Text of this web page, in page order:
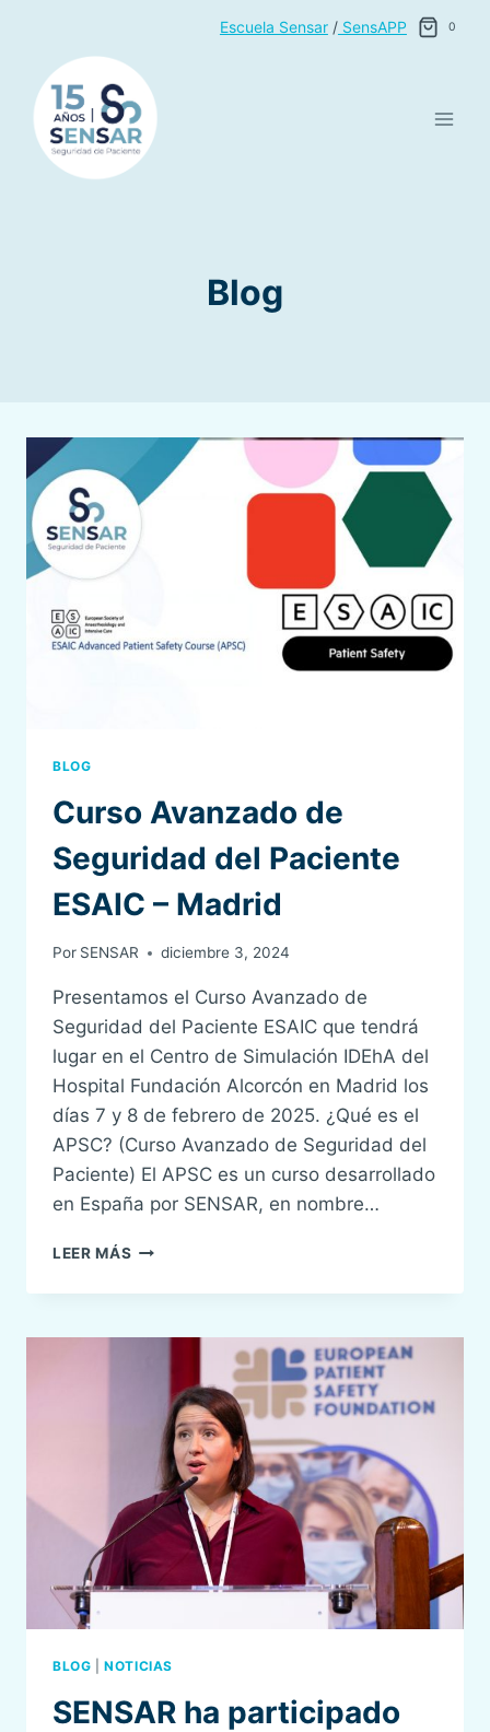
contenido
Escuela Sensar/SensAPP 0
Blog
BLOG
Curso Avanzado de
Seguridad del Paciente
ESAIC – Madrid
Por SENSAR diciembre 3, 2024
Presentamos el Curso Avanzado de
Seguridad del Paciente ESAIC que tendrá
lugar en el Centro de Simulación IDEhA del
Hospital Fundación Alcorcón en Madrid los
días 7 y 8 de febrero de 2025. ¿Qué es el
APSC? (Curso Avanzado de Seguridad del
Paciente) El APSC es un curso desarrollado
en España por SENSAR, en nombre…
LEER MÁS CURSO
DE
DEL
MADRID
BLOG |NOTICIAS
SENSAR ha participado